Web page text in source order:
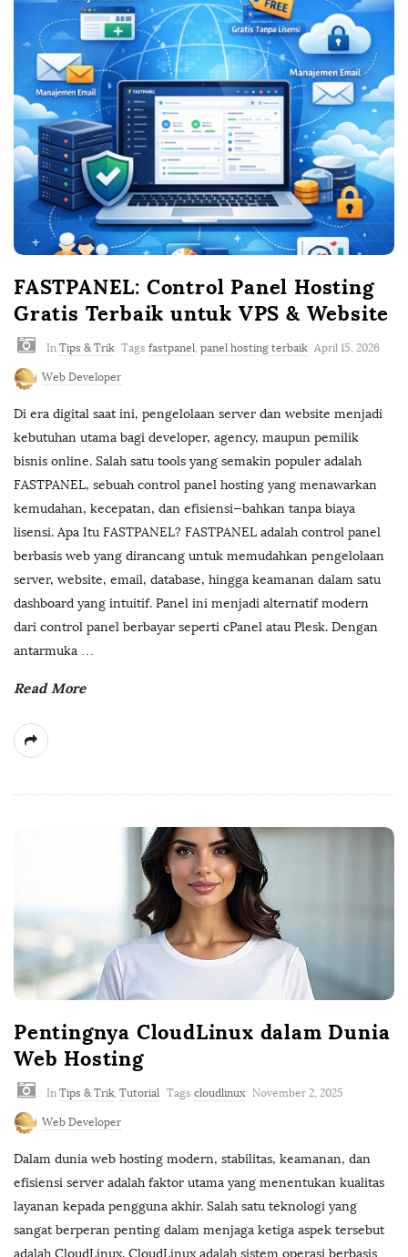
FASTPANEL: Control Panel Hosting
Gratis Terbaik untuk VPS & Website
In Tips & Trik Tags fastpanel, panel hosting terbaik April 15, 2026
Web Developer
Di era digital saat ini, pengelolaan server dan website menjadi
kebutuhan utama bagi developer, agency, maupun pemilik
bisnis online. Salah satu tools yang semakin populer adalah
FASTPANEL, sebuah control panel hosting yang menawarkan
kemudahan, kecepatan, dan efisiensi—bahkan tanpa biaya
lisensi. Apa Itu FASTPANEL? FASTPANEL adalah control panel
berbasis web yang dirancang untuk memudahkan pengelolaan
server, website, email, database, hingga keamanan dalam satu
dashboard yang intuitif. Panel ini menjadi alternatif modern
dari control panel berbayar seperti cPanel atau Plesk. Dengan
antarmuka …
Read More
Pentingnya CloudLinux dalam Dunia
Web Hosting
In Tips & Trik, Tutorial Tags cloudlinux November 2, 2025
Web Developer
Dalam dunia web hosting modern, stabilitas, keamanan, dan
efisiensi server adalah faktor utama yang menentukan kualitas
layanan kepada pengguna akhir. Salah satu teknologi yang
sangat berperan penting dalam menjaga ketiga aspek tersebut
adalah CloudLinux. CloudLinux adalah sistem operasi berbasis